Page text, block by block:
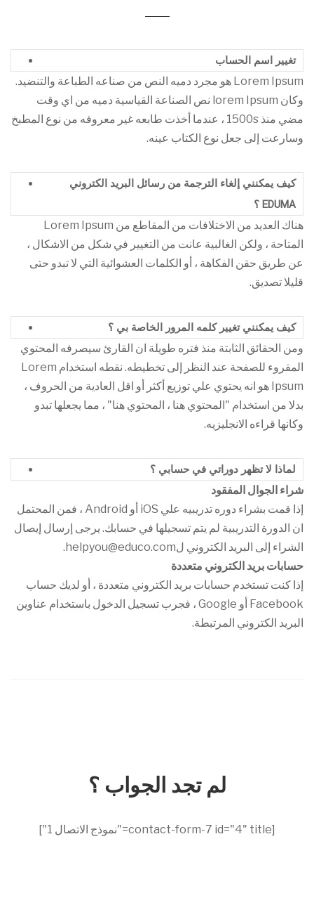
تغيير اسم الحساب
Lorem Ipsum هو مجرد دميه النص من صناعه الطباعة والتنضيد.
وكان lorem Ipsum نص الصناعة القياسية دميه من اي وقت
مضي منذ 1500s ، عندما أخذت طابعه غير معروفه من نوع المطبخ
وسارعت إلى جعل نوع الكتاب عينه.
كيف يمكنني إلغاء الترجمة من رسائل البريد الكتروني
EDUMA ؟
هناك العديد من الاختلافات من المقاطع من Lorem Ipsum
المتاحة ، ولكن الغالبية عانت من التغيير في شكل من الاشكال ،
عن طريق حقن الفكاهة ، أو الكلمات العشوائية التي لا تبدو حتى
قليلا تصديق.
كيف يمكنني تغيير كلمه المرور الخاصة بي ؟
ومن الحقائق الثابتة منذ فتره طويلة ان القارئ سيصرفه المحتوي
المقروء للصفحة عند النظر إلى تخطيطه. نقطه استخدام Lorem
Ipsum هو انه يحتوي علي توزيع أكثر أو اقل العادية من الحروف ،
بدلا من استخدام "المحتوي هنا ، المحتوي هنا" ، مما يجعلها تبدو
وكانها قراءه الانجليزيه.
لماذا لا تظهر دوراتي في حسابي ؟
شراء الجوال المفقود
إذا قمت بشراء دوره تدريبيه علي iOS أو Android ، فمن المحتمل
ان الدورة التدريبية لم يتم تسجيلها في حسابك. يرجى إرسال إيصال
الشراء إلى البريد الكتروني لhelpyou@educo.com.
حسابات بريد الكتروني متعددة
إذا كنت تستخدم حسابات بريد الكتروني متعددة ، أو لديك حساب
Facebook أو Google ، فجرب تسجيل الدخول باستخدام عناوين
البريد الكتروني المرتبطة.
لم تجد الجواب ؟
[contact-form-7 id="4" title="نموذج الاتصال 1"]